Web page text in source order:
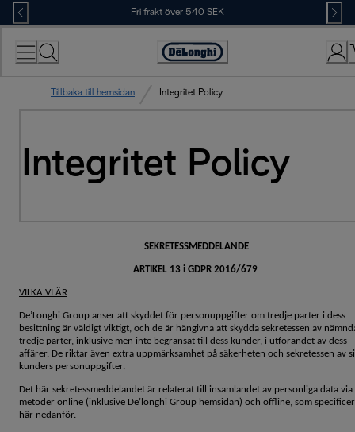
Skip
to
Content
Fri frakt över 540 SEK
Accessibility
Tillbaka till hemsidan Integritet Policy
Integritet Policy
SEKRETESSMEDDELANDE
ARTIKEL 13 i GDPR 2016/679
VILKA VI ÄR
De’Longhi Group anser att skyddet för personuppgifter om tredje parter i dess
besittning är väldigt viktigt, och de är hängivna att skydda sekretessen av
tredje parter, inklusive men inte begränsat till dess kunder, i utförandet av dess
affärer. De riktar även extra uppmärksamhet på säkerheten och sekretessen av
kunders personuppgifter.
Det här sekretessmeddelandet är relaterat till insamlandet av personliga data via
metoder online (inklusive De’longhi Group hemsidan) och offline, som
här nedanför.